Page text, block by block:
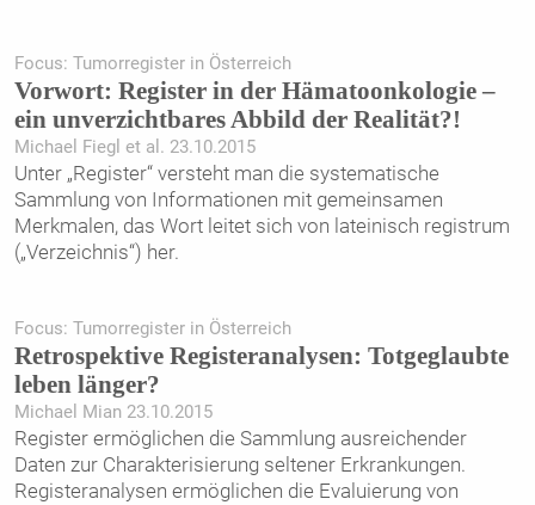
Focus: Tumorregister in Österreich
Vorwort: Register in der Hämatoonkologie –
ein unverzichtbares Abbild der Realität?!
Michael Fiegl et al. 23.10.2015
Unter „Register“ versteht man die systematische
Sammlung von Informationen mit gemeinsamen
Merkmalen, das Wort leitet sich von lateinisch registrum
(„Verzeichnis“) her.
Focus: Tumorregister in Österreich
Retrospektive Registeranalysen: Totgeglaubte
leben länger?
Michael Mian 23.10.2015
Register ermöglichen die Sammlung ausreichender
Daten zur Charakterisierung seltener Erkrankungen.
Registeranalysen ermöglichen die Evaluierung von